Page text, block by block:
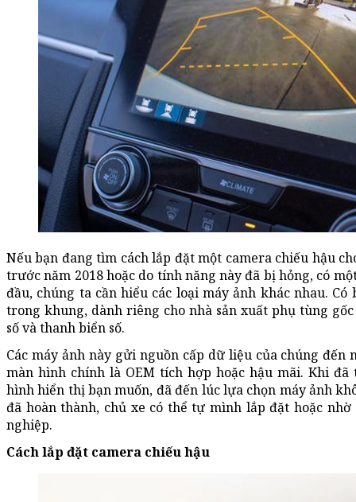
Nếu bạn đang tìm cách lắp đặt một camera chiếu hậu
trước năm 2018 hoặc do tính năng này đã bị hỏng, có
đầu, chúng ta cần hiểu các loại máy ảnh khác nhau.
trong khung, dành riêng cho nhà sản xuất phụ tùng
số và thanh biển số.
Các máy ảnh này gửi nguồn cấp dữ liệu của chúng đến
màn hình chính là OEM tích hợp hoặc hậu mãi. Khi
hình hiển thị bạn muốn, đã đến lúc lựa chọn máy ảnh
đã hoàn thành, chủ xe có thể tự mình lắp đặt hoặc
nghiệp.
Cách lắp đặt camera chiếu hậu